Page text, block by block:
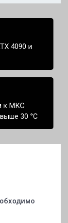
4090 и
к МКС
30 °С